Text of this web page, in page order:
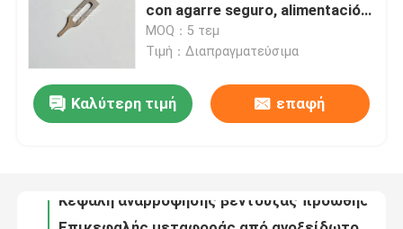
Προϊόντα
Σχετικά με εμάς
Έλεγχος Ποιότητας
con agarre seguro, alimentación
estable y construcción industrial
duradera
MOQ：5 τεμ
Τιμή：Διαπραγματεύσιμα
Καλύτερη τιμή επαφή
Σιδηρούν υλικό HD φύλλο διαχωριστικό δάχτυλο για SM52 L4.028.164S L4.028.165S Τμήματα εκτυπωτικών μηχανών Heidelberg